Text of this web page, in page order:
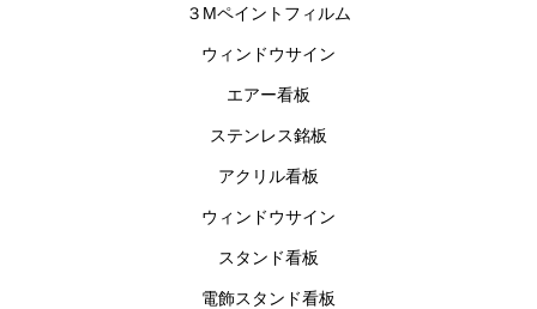
３Mペイントフィルム
ウィンドウサイン
エアー看板
ステンレス銘板
アクリル看板
ウィンドウサイン
スタンド看板
電飾スタンド看板